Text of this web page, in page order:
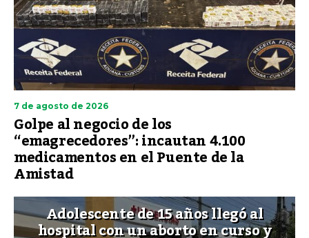
7 de agosto de 2026
Golpe al negocio de los
“emagrecedores”: incautan 4.100
medicamentos en el Puente de la
Amistad
Adolescente de 15 años llegó al
hospital con un aborto en curso y